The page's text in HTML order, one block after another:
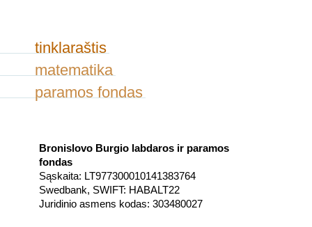
tinklaraštis
matematika
paramos fondas
Bronislovo Burgio labdaros ir paramos
fondas
Sąskaita: LT977300010141383764
Swedbank, SWIFT: HABALT22
Juridinio asmens kodas: 303480027